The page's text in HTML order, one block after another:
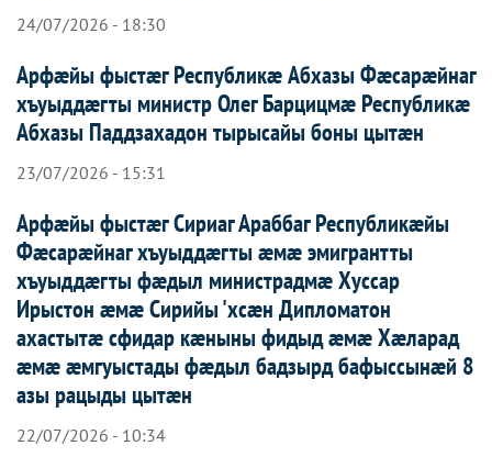
24/07/2026 - 18:30
Арфæйы фыстæг Республикæ Абхазы Фæсарæйнаг
хъуыддæгты министр Олег Барцицмæ Республикæ
Абхазы Паддзахадон тырысайы боны цытæн
23/07/2026 - 15:31
Арфæйы фыстæг Сириаг Араббаг Республикæйы
Фæсарæйнаг хъуыддæгты æмæ эмигрантты
хъуыддæгты фæдыл министрадмæ Хуссар
Ирыстон æмæ Сирийы 'хсæн Дипломатон
ахастытæ сфидар кæныны фидыд æмæ Хæларад
æмæ æмгуыстады фæдыл бадзырд бафыссынæй 8
азы рацыды цытæн
22/07/2026 - 10:34